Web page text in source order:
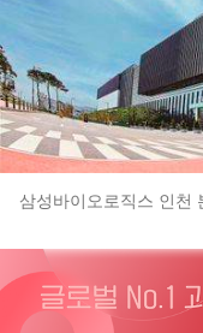
삼성바이오로직스 인천